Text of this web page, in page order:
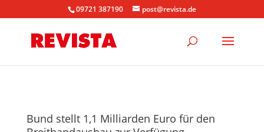
09721 387190 post@revista.de
Bund stellt 1,1 Milliarden Euro für den